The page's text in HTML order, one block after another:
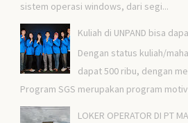
sistem operasi windows, dari segi...
Kuliah di UNPAND bisa
Dengan status kuliah/
dapat 500 ribu, dengan
Program SGS merupakan program
LOKER OPERATOR DI PT